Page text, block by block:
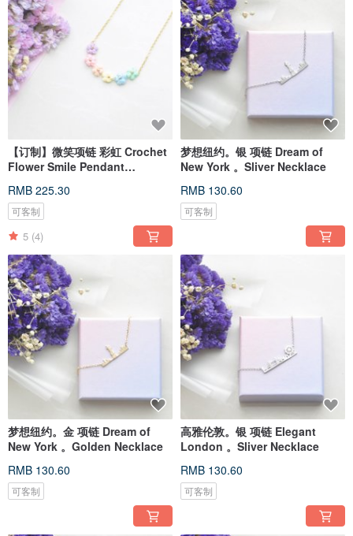
【订制】微笑项链 彩虹 Crochet
Flower Smile Pendant
RMB 225.30
可客制
5 (4)
梦想纽约。银 项链 Dream of
New York 。Sliver Necklace
RMB 130.60
可客制
梦想纽约。金 项链 Dream of
New York 。Golden Necklace
RMB 130.60
可客制
高雅伦敦。银 项链 Elegant
London 。Sliver Necklace
RMB 130.60
可客制